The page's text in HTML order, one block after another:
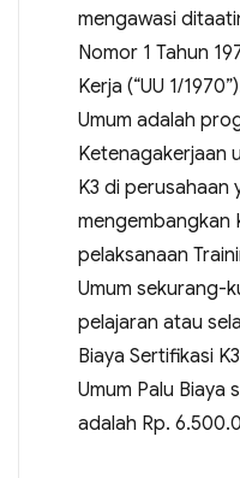
mengawasi
Nomor 1 Tahun
Kerja (“UU 1/
Umum adalah
Ketenagakerjaan
K3 di perusahaan
mengembangkan
pelaksanaan
Umum sekurang-
pelajaran atau
Biaya Sertifikasi
Umum Palu Biaya
adalah Rp.